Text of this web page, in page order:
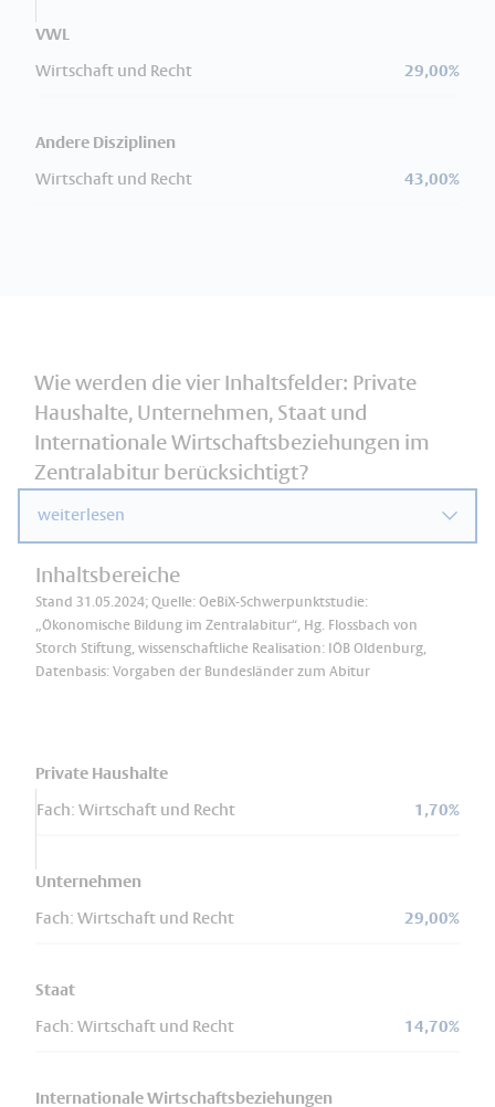
Wirtschaft und Recht 29,00%
VWL
Wirtschaft und Recht 43,00%
Andere Disziplinen
Wie werden die vier Inhaltsfelder: Private
Haushalte, Unternehmen, Staat und
Internationale Wirtschaftsbeziehungen im
Zentralabitur berücksichtigt?
weiterlesen
Inhaltsbereiche
Stand 31.05.2024; Quelle: OeBiX-Schwerpunktstudie:
„Ökonomische Bildung im Zentralabitur“, Hg. Flossbach von
Storch Stiftung, wissenschaftliche Realisation: IÖB Oldenburg,
Datenbasis: Vorgaben der Bundesländer zum Abitur
Fach: Wirtschaft und Recht 1,70%
Private Haushalte
Fach: Wirtschaft und Recht 29,00%
Unternehmen
Fach: Wirtschaft und Recht 14,70%
Staat
Internationale Wirtschaftsbeziehungen